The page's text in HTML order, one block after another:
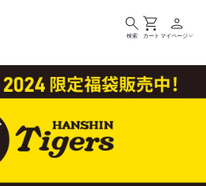
検索 カート マイページ